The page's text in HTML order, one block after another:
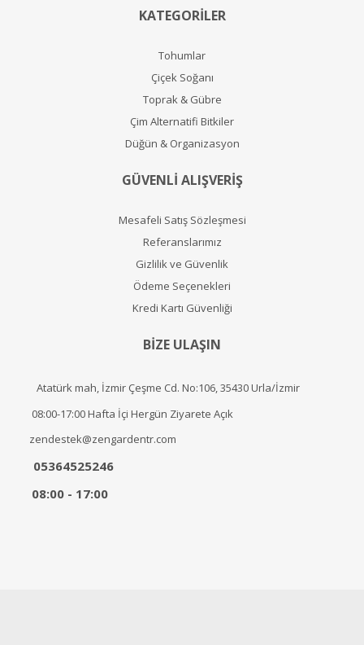
KATEGORİLER
Tohumlar
Çiçek Soğanı
Toprak & Gübre
Çim Alternatifi Bitkiler
Düğün & Organizasyon
GÜVENLİ ALIŞVERİŞ
Mesafeli Satış Sözleşmesi
Referanslarımız
Gizlilik ve Güvenlik
Ödeme Seçenekleri
Kredi Kartı Güvenliği
BİZE ULAŞIN
Atatürk mah, İzmir Çeşme Cd. No:106, 35430 Urla/İzmir
08:00-17:00 Hafta İçi Hergün Ziyarete Açık
zendestek@zengardentr.com
05364525246
08:00 - 17:00